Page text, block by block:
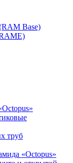
Base)
труб
«Octopus»